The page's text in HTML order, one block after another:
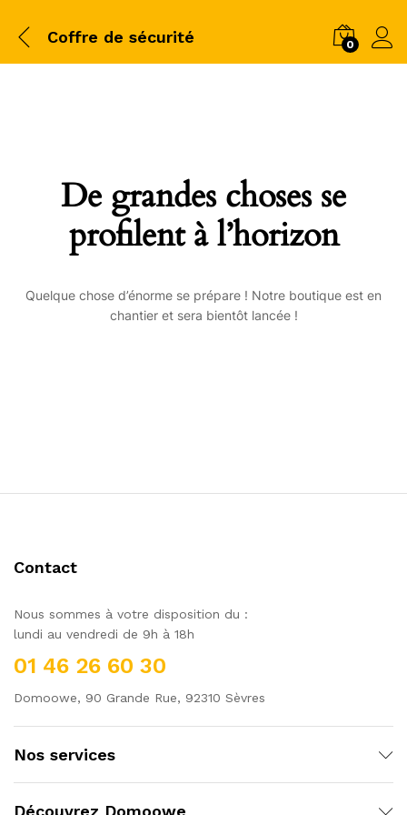
Coffre de sécurité 0
De grandes choses se
profilent à l’horizon
Quelque chose d’énorme se prépare ! Notre boutique est en
chantier et sera bientôt lancée !
Contact
Nous sommes à votre disposition du :
lundi au vendredi de 9h à 18h
01 46 26 60 30
Domoowe, 90 Grande Rue, 92310 Sèvres
Nos services
Découvrez Domoowe